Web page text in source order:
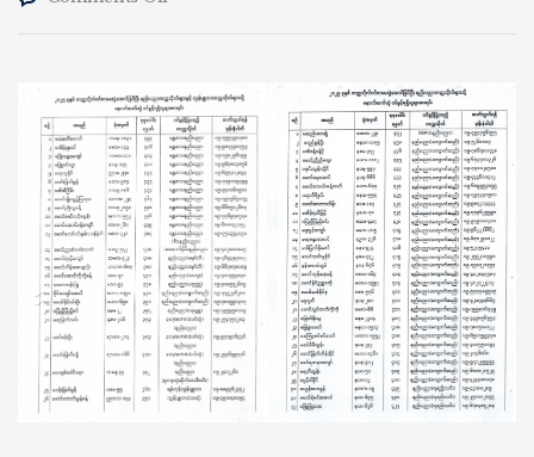
ဆည်)တွင်
နောက်ဆက်တွဲ
တက္ကသိုလ်
ဝင်
ခွင့်
ရ
စာရင်း